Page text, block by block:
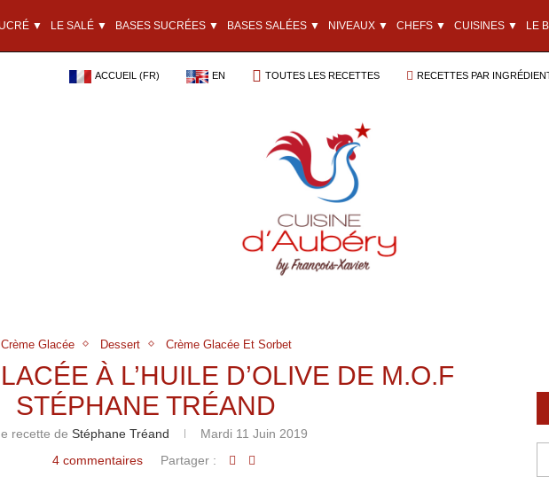
▼ LE SALÉ ▼ BASES SUCRÉES ▼ BASES SALÉES ▼ NIVEAUX ▼ CHEFS ▼ CUISINES ▼ LE
ACCUEIL (FR) EN TOUTES LES RECETTES RECETTES PAR
Crème Glacée Dessert Crème Glacée Et Sorbet
À L’HUILE D’OLIVE DE M.O.F
STÉPHANE TRÉAND
recette de Stéphane Tréand
Mardi 11 Juin 2019
4 commentaires
Partager :